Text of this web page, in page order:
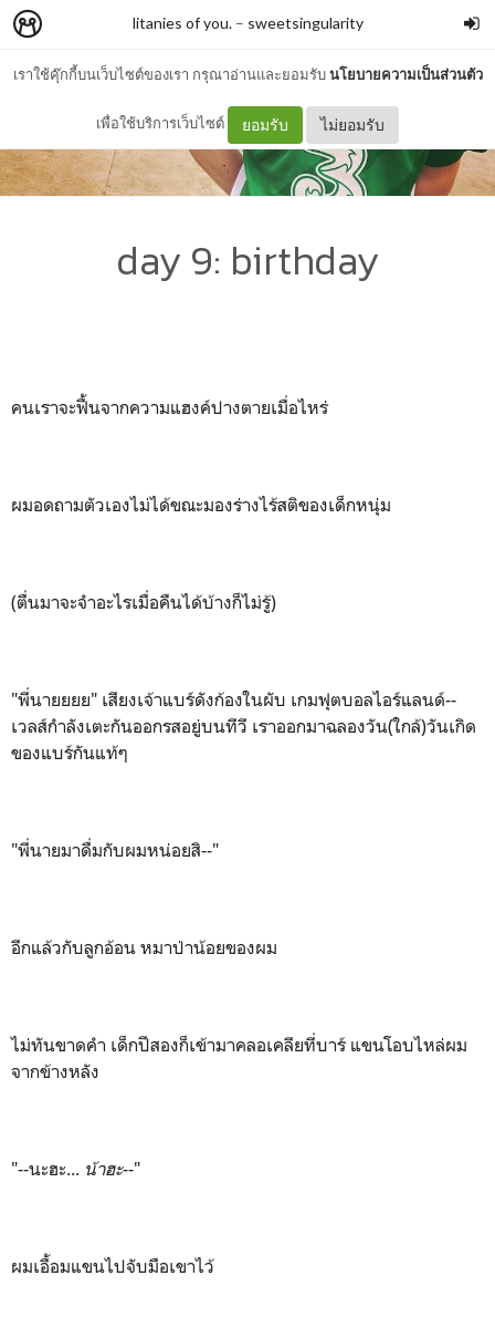
เราใช้คุ๊กกี้บนเว็บไซต์ของเรา กรุณาอ่านและยอมรับนโยบายความเป็นส่วนตัว
เพื่อใช้บริการเว็บไซต์ ยอมรับ ไม่ยอมรับ
litanies of you.– sweetsingularity
day 9: birthday
คนเราจะฟื้นจากความแฮงค์ปางตายเมื่อไหร่
ผมอดถามตัวเองไม่ได้ขณะมองร่างไร้สติของเด็กหนุ่ม
(ตื่นมาจะจำอะไรเมื่อคืนได้บ้างก็ไม่รู้)
"พี่นายยยย" เสียงเจ้าแบร์ดังก้องในผับ เกมฟุตบอลไอร์แลนด์--
เวลส์กำลังเตะกันออกรสอยู่บนทีวี เราออกมาฉลองวัน(ใกล้)วันเกิด
ของแบร์กันแท้ๆ
"พี่นายมาดื่มกับผมหน่อยสิ--"
อีกแล้วกับลูกอ้อน หมาป่าน้อยของผม
ไม่ทันขาดคำ เด็กปีสองก็เข้ามาคลอเคลียที่บาร์ แขนโอบไหล่ผม
จากข้างหลัง
"--นะฮะ... น้าฮะ--"
ผมเอื้อมแขนไปจับมือเขาไว้